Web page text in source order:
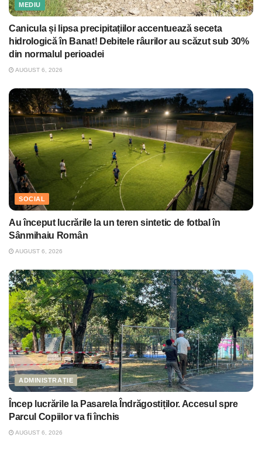
MEDIU
Canicula și lipsa precipitațiilor accentuează seceta
hidrologică în Banat! Debitele râurilor au scăzut sub 30%
din normalul perioadei
AUGUST 6, 2026
SOCIAL
Au început lucrările la un teren sintetic de fotbal în
Sânmihaiu Român
AUGUST 6, 2026
ADMINISTRAȚIE
Încep lucrările la Pasarela Îndrăgostiților. Accesul spre
Parcul Copiilor va fi închis
AUGUST 6, 2026